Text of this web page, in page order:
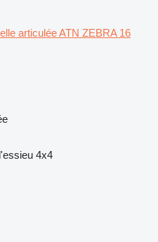
articulée ATN ZEBRA 16
4x4